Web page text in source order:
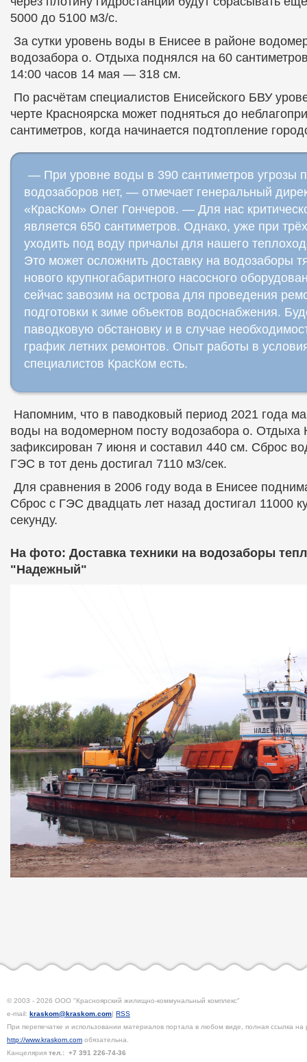
5000 до 5100 м3/с.
За сутки уровень воды в Енисее в районе
водозабора о. Отдыха поднялся на 60
14:00 часов 14 мая — 318 см.
По расчётам специалистов Енисейского БВУ
черте Красноярска может подняться до
сантиметров, когда начинается подтопление
— При уровне воды в 390 сантиметров угрозы
водозаборов нет, — отмечает генеральный
«КрасКом» Олег Гончеров. — Для нас
является 650 сантиметров. Однако, уже при
уходить под воду причалы для нашего
Это может осложнить доставку на водозаборы
нового крупногабаритного насосного
сейчас завозим на острова для проведения
подготовки к зиме объектов водоснабжения.
паводковую обстановку и в случае
график летних ремонтов. Опыт работы в
специалистов КрасКом есть.
Напомним, что в паводковый период 2021 года
воды на водомерном посту водозабора о. Отдыха
зафиксирован 7 июня и составил 440 см. Сброс
ГЭС в тот день достигал 7110 м3/сек.
Для сравнения в 2006 году вода в Енисее
Сброс с ГЭС двадцать лет назад достигал 11000
секунду.
На фото: Доставка техники на водозаборы
"Надежный"
© 2003 - 2026 ООО "Красноярский жилищно-коммунальный комплекс"
e-mail: kraskom@kraskom.com| RSS
При перепечатке и использовании материалов портала в любом виде, полная ссылка на
http://www.kraskom.com обязательна.
Канцелярия тел.: +7 391 226-74-36